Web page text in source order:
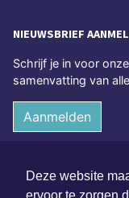
Deze website
NIEUWSBRIEF
Schrijf je in voor
samenvatting van
Aanmelden